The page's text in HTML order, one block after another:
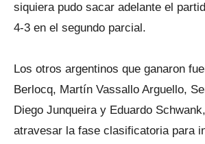
siquiera pudo sacar adelante el
4-3 en el segundo parcial.
Los otros argentinos que ganaron
Berlocq, Martín Vassallo Arguello,
Diego Junqueira y Eduardo
atravesar la fase clasificatoria para